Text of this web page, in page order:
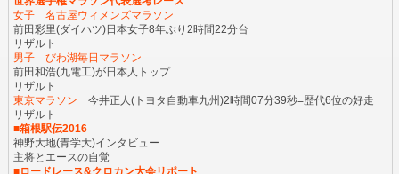
女子 名古屋ウィメンズマラソン
前田彩里(ダイハツ)日本女子8年ぶり2時間22分台
リザルト
男子 びわ湖毎日マラソン
前田和浩(九電工)が日本人トップ
リザルト
東京マラソン 今井正人(トヨタ自動車九州)2時間07分39秒=歴代6位の好走
リザルト
■箱根駅伝2016
神野大地(青学大)インタビュー
主将とエースの自覚